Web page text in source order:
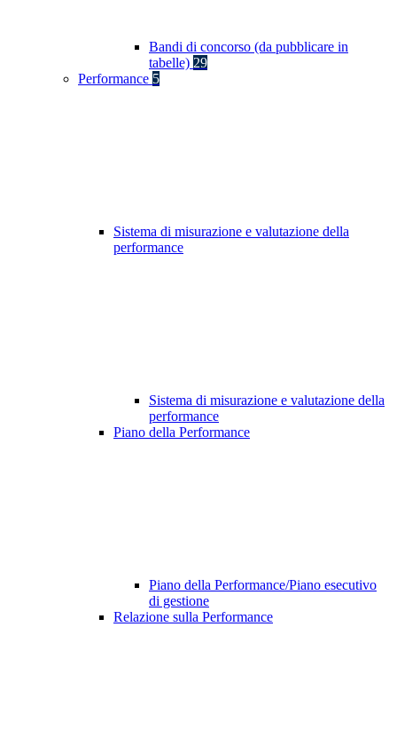
Bandi di concorso (da pubblicare in
tabelle) 29
Performance 5
Sistema di misurazione e valutazione della
performance
Sistema di misurazione e valutazione della
performance
Piano della Performance
Piano della Performance/Piano esecutivo
di gestione
Relazione sulla Performance